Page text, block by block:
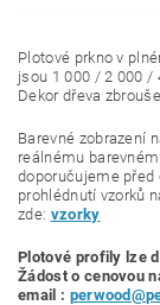
Plotové prkno v
jsou 1 000 / 2 000
Dekor dřeva
Barevné zobrazení
reálnému
doporučujeme před
prohlédnutí vzorků
zde: vzorky
Plotové profily lze
Žádost o cenovou
email :